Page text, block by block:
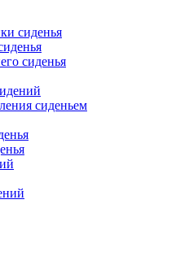
сиденья
сиденья
сиденьем